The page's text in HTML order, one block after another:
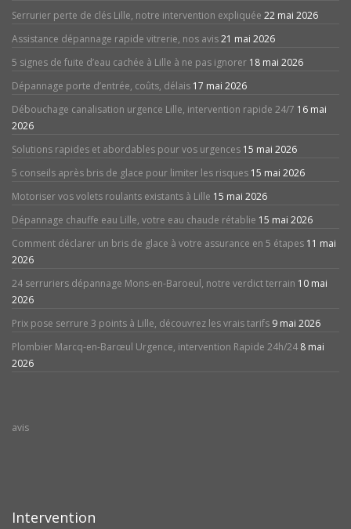
Serrurier perte de clés Lille, notre intervention expliquée 22 mai 2026
Assistance dépannage rapide vitrerie, nos avis21 mai 2026
5 signes de fuite d’eau cachée à Lille à ne pas ignorer 18 mai 2026
Dépannage porte d’entrée, coûts, délais 17 mai 2026
Débouchage canalisation urgence Lille, intervention rapide 24/7 16 mai
2026
Solutions rapides et abordables pour vos urgences 15 mai 2026
5 conseils après bris de glace pour limiter les risques 15 mai 2026
Motoriser vos volets roulants existants à Lille 15 mai 2026
Dépannage chauffe eau Lille, votre eau chaude rétablie 15 mai 2026
Comment déclarer un bris de glace à votre assurance en 5 étapes 11 mai
2026
24 serruriers dépannage Mons-en-Baroeul, notre verdict terrain 10 mai
2026
Prix pose serrure 3 points à Lille, découvrez les vrais tarifs 9 mai 2026
Plombier Marcq-en-Barœul Urgence, intervention Rapide 24h/24 8 mai
2026
avis
Intervention